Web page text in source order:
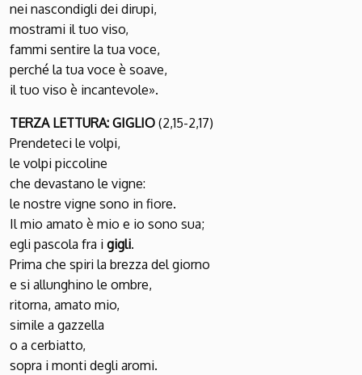
nei nascondigli dei dirupi,
mostrami il tuo viso,
fammi sentire la tua voce,
perché la tua voce è soave,
il tuo viso è incantevole».
TERZA LETTURA: GIGLIO (2,15-2,17)
Prendeteci le volpi,
le volpi piccoline
che devastano le vigne:
le nostre vigne sono in fiore.
Il mio amato è mio e io sono sua;
egli pascola fra i gigli.
Prima che spiri la brezza del giorno
e si allunghino le ombre,
ritorna, amato mio,
simile a gazzella
o a cerbiatto,
sopra i monti degli aromi.